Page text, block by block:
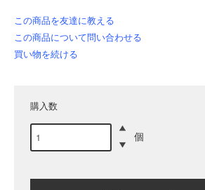
この商品を友達に教える
この商品について問い合わせる
買い物を続ける
購入数
個